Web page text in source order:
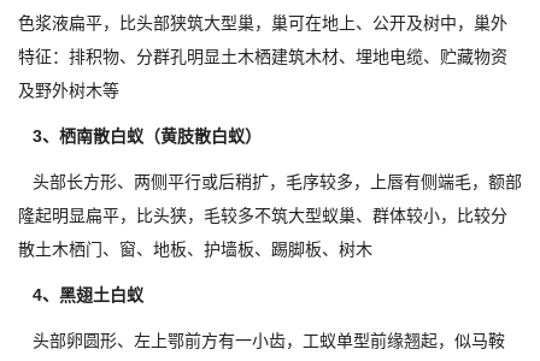
色浆液扁平，比头部狭筑大型巢，巢可在地上、公开及树中，巢外
特征：排积物、分群孔明显土木栖建筑木材、埋地电缆、贮藏物资
及野外树木等
3、栖南散白蚁（黄肢散白蚁）
头部长方形、两侧平行或后稍扩，毛序较多，上唇有侧端毛，额部
隆起明显扁平，比头狭，毛较多不筑大型蚁巢、群体较小，比较分
散土木栖门、窗、地板、护墙板、踢脚板、树木
4、黑翅土白蚁
头部卵圆形、左上鄂前方有一小齿，工蚁单型前缘翘起，似马鞍